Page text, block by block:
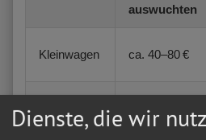
auswuchten
Kleinwagen ca. 40–80 €
Mittelklasse ca. 50–90 €
Dienste, die wir